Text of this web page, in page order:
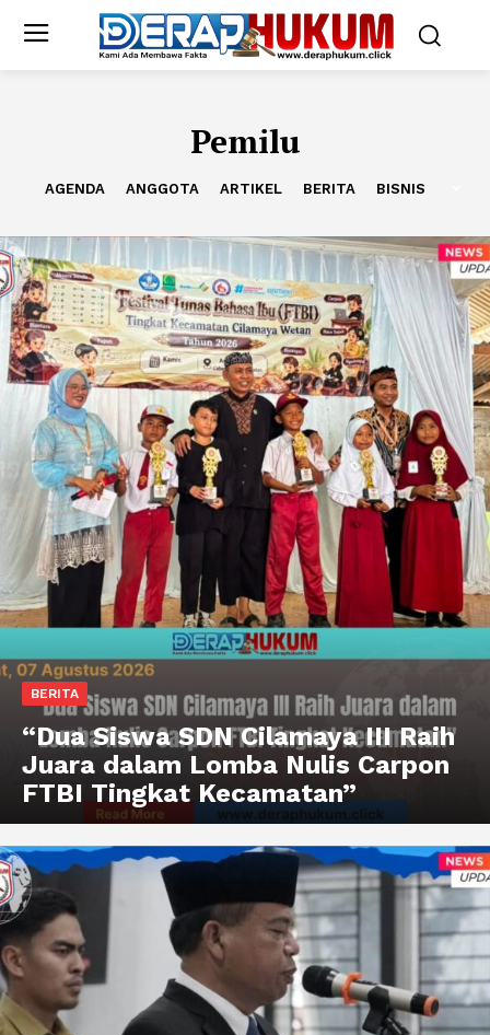
Pemilu
AGENDA ANGGOTA ARTIKEL BERITA BISNIS
BERITA
“Dua Siswa SDN Cilamaya III Raih
Juara dalam Lomba Nulis Carpon
FTBI Tingkat Kecamatan”